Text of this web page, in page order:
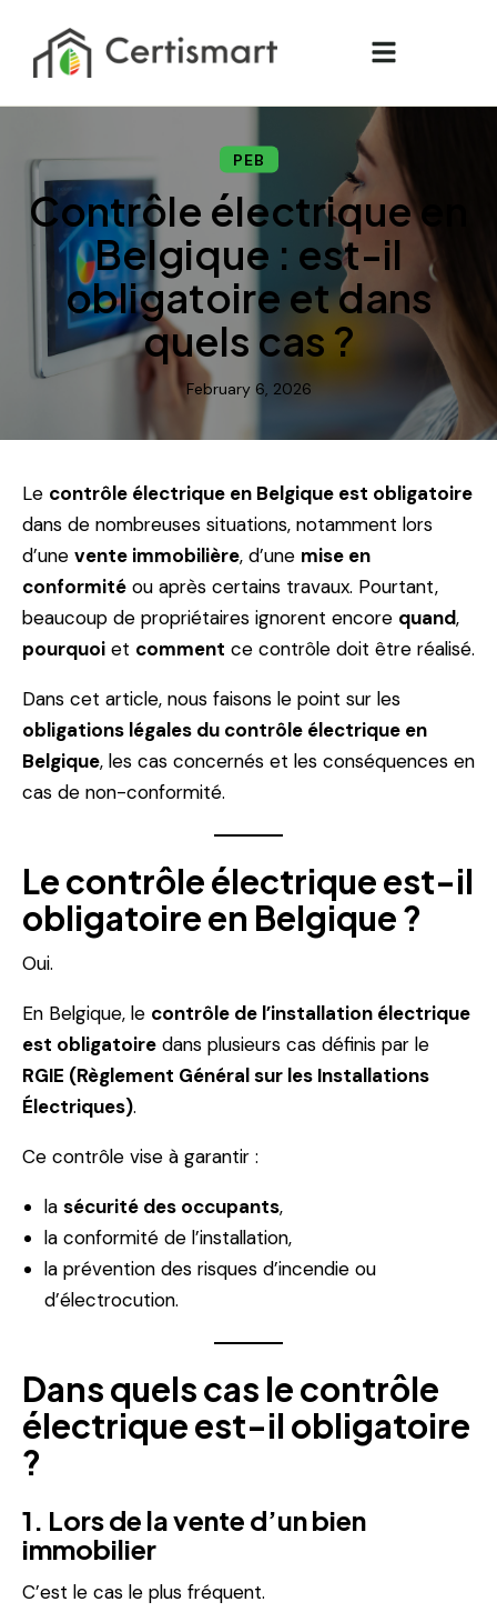
PEB
Contrôle électrique en
Belgique : est-il
obligatoire et dans
quels cas ?
February 6, 2026
Le contrôle électrique en Belgique est obligatoire
dans de nombreuses situations, notamment lors
d’une vente immobilière, d’une mise en
conformité ou après certains travaux. Pourtant,
beaucoup de propriétaires ignorent encore quand,
pourquoi et comment ce contrôle doit être réalisé.
Dans cet article, nous faisons le point sur les
obligations légales du contrôle électrique en
Belgique, les cas concernés et les conséquences en
cas de non-conformité.
Le contrôle électrique est-il
obligatoire en Belgique ?
Oui.
En Belgique, le contrôle de l’installation électrique
est obligatoire dans plusieurs cas définis par le
RGIE (Règlement Général sur les Installations
Électriques).
Ce contrôle vise à garantir :
lasécurité des occupants,
la conformité de l’installation,
la prévention des risques d’incendie ou
d’électrocution.
Dans quels cas le contrôle
électrique est-il obligatoire
?
1. Lors de la vente d’un bien
immobilier
C’est le cas le plus fréquent.